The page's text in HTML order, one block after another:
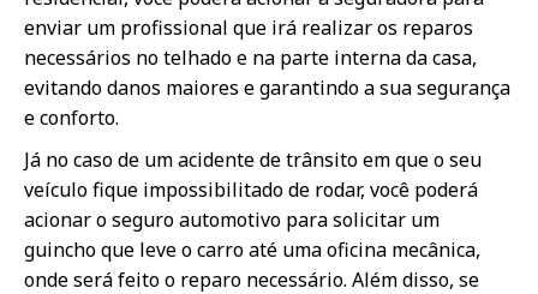
enviar um profissional que irá realizar os reparos
necessários no telhado e na parte interna da casa,
evitando danos maiores e garantindo a sua segurança
e conforto.
Já no caso de um acidente de trânsito em que o seu
veículo fique impossibilitado de rodar, você poderá
acionar o seguro automotivo para solicitar um
guincho que leve o carro até uma oficina mecânica,
onde será feito o reparo necessário. Além disso, se